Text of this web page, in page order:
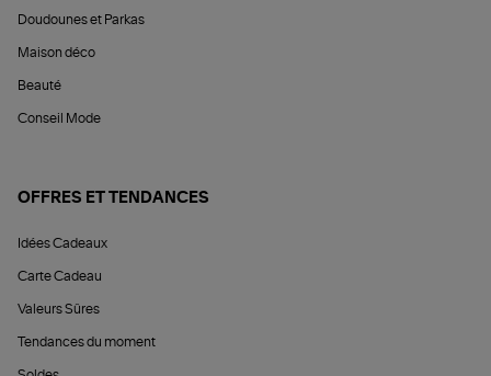
Doudounes et Parkas
Maison déco
Beauté
Conseil Mode
OFFRES ET TENDANCES
Idées Cadeaux
Carte Cadeau
Valeurs Sûres
Tendances du moment